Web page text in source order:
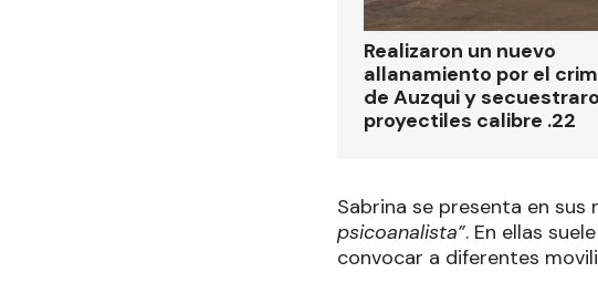
Realizaron un nuevo
allanamiento por el
de Auzqui y
proyectiles calibre .22
Sabrina se presenta en
psicoanalista”. En ellas
convocar a diferentes